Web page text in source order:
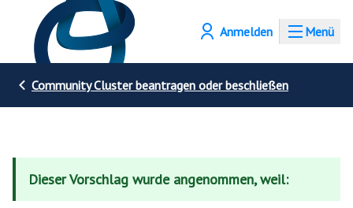
Menü
Anmelden
Community Cluster beantragen oder beschließen
Dieser Vorschlag wurde angenommen, weil: